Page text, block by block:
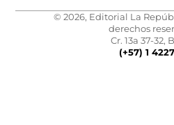
© 2026, Editorial La
derechos
Cr. 13a 37-32,
(+57) 1